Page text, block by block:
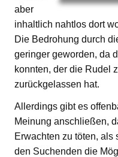
aber
inhaltlich nahtlos dort
Die Bedrohung durch
geringer geworden, da
konnten, der die Rudel
zurückgelassen hat.
Allerdings gibt es
Meinung anschließen,
Erwachten zu töten, als
den Suchenden die